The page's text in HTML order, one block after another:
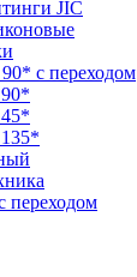
JIC
с переходом
переходом